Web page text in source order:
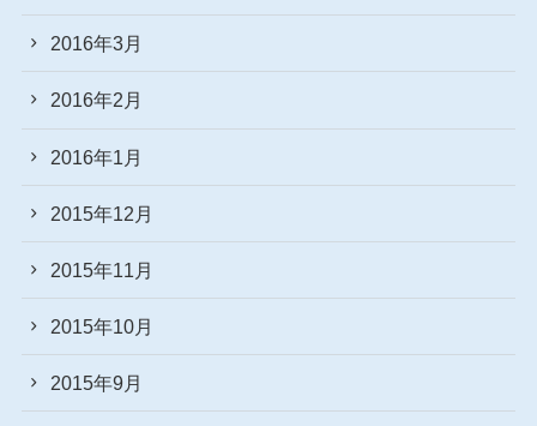
2016年3月
2016年2月
2016年1月
2015年12月
2015年11月
2015年10月
2015年9月